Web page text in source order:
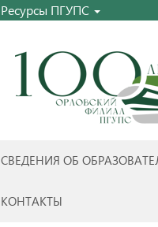
Ресурсы ПГУПС
СВЕДЕНИЯ ОБ
КОНТАКТЫ